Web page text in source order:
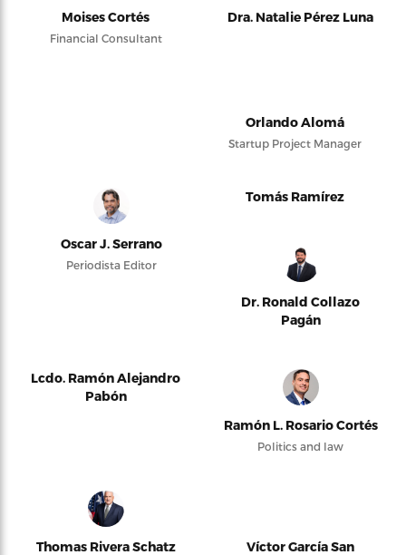
Moises Cortés
Financial Consultant
Dra. Natalie Pérez Luna
Orlando Alomá
Startup Project Manager
Oscar J. Serrano
Periodista Editor
Tomás Ramírez
Dr. Ronald Collazo
Pagán
Lcdo. Ramón Alejandro
Pabón
Ramón L. Rosario Cortés
Politics and law
Thomas Rivera Schatz
Víctor García San